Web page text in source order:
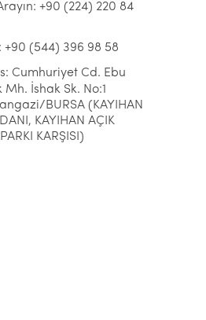
+90 (224) 220 84
+90 (544) 396 98 58
Cumhuriyet Cd. Ebu
Mh. İshak Sk. No:1
BURSA (KAYIHAN
KAYIHAN AÇIK
KARŞISI)